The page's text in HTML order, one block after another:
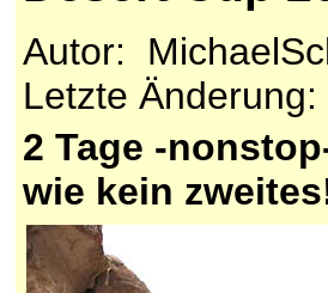
Autor:
Letzte
2 Tage -
wie kein